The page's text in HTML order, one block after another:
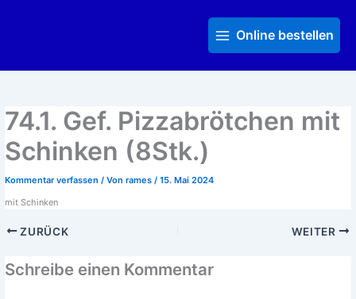
MenuOnline bestellen
74.1. Gef. Pizzabrötchen mit
Schinken (8Stk.)
Kommentar verfassen / Von rames / 15. Mai 2024
mit Schinken
ZURÜCK WEITER
Schreibe einen Kommentar